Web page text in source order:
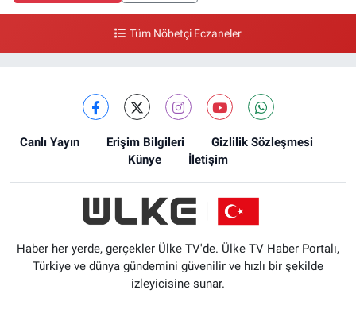
Tüm Nöbetçi Eczaneler
Canlı Yayın Erişim Bilgileri
Gizlilik Sözleşmesi
Künye
İletişim
Haber her yerde, gerçekler Ülke TV'de. Ülke TV Haber Portalı,
Türkiye ve dünya gündemini güvenilir ve hızlı bir şekilde
izleyicisine sunar.